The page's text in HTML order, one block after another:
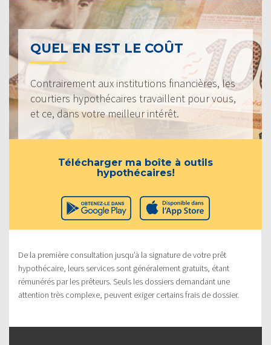
QUEL EN EST LE COÛT
Contrairement aux institutions financières, les
courtiers hypothécaires travaillent pour vous,
et ce, dans votre meilleur intérêt.
Télécharger ma boîte à outils
hypothécaires!
De la première consultation jusqu’à la signature de votre prêt
hypothécaire, leurs services sont généralement gratuits, étant
rémunérés par les prêteurs. Seuls les dossiers demandant une
attention très complexe, peuvent exiger certains frais de dossier.